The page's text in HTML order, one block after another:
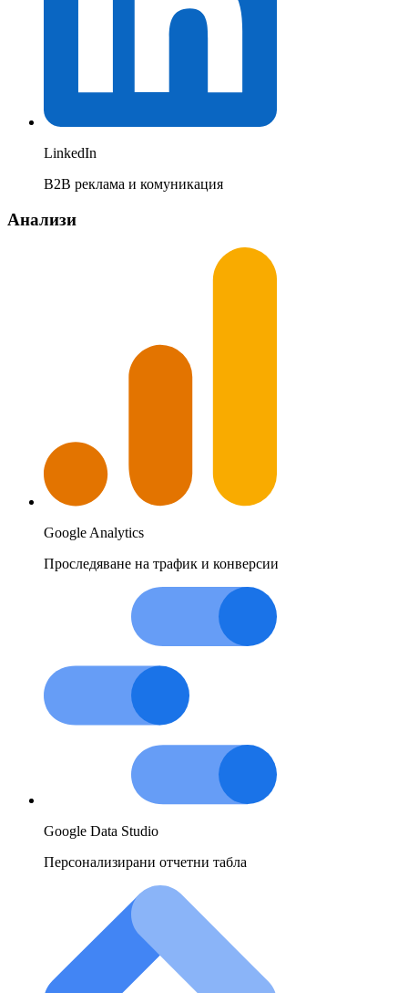
LinkedIn
B2B реклама и комуникация
Анализи
Google Analytics
Проследяване на трафик и конверсии
Google Data Studio
Персонализирани отчетни табла